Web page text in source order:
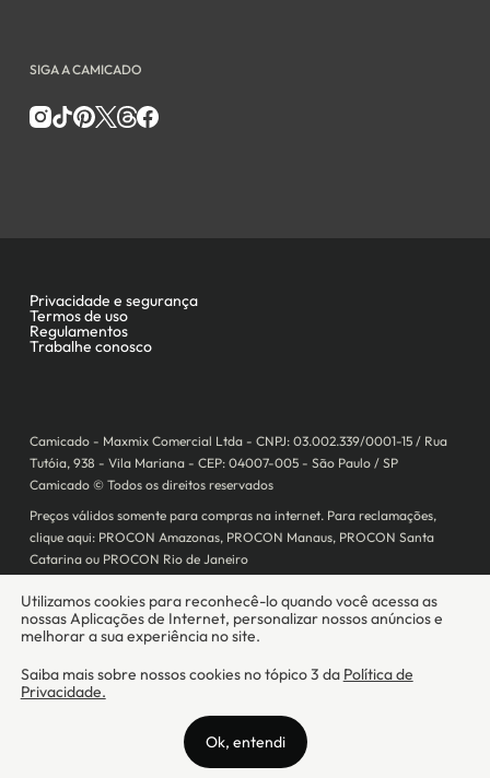
Camicado - Maxmix Comercial Ltda - CNPJ: 03.002.339/0001-15 / Rua
Tutóia, 938 - Vila Mariana - CEP: 04007-005 - São Paulo / SP
Camicado © Todos os direitos reservados
Preços válidos somente para compras na internet. Para reclamações,
clique aqui: PROCON Amazonas, PROCON Manaus, PROCON Santa
Catarina ou PROCON Rio de Janeiro
prestando os serviços de abertura de conta pós-paga (cartões de
crédito), conforme a regulação vigente.